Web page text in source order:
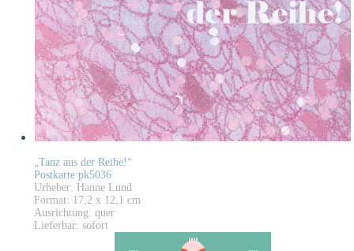
„Tanz aus der Reihe!“
Postkarte pk5036
Urheber: Hanne Lund
Format: 17,2 x 12,1 cm
Ausrichtung: quer
Lieferbar: sofort